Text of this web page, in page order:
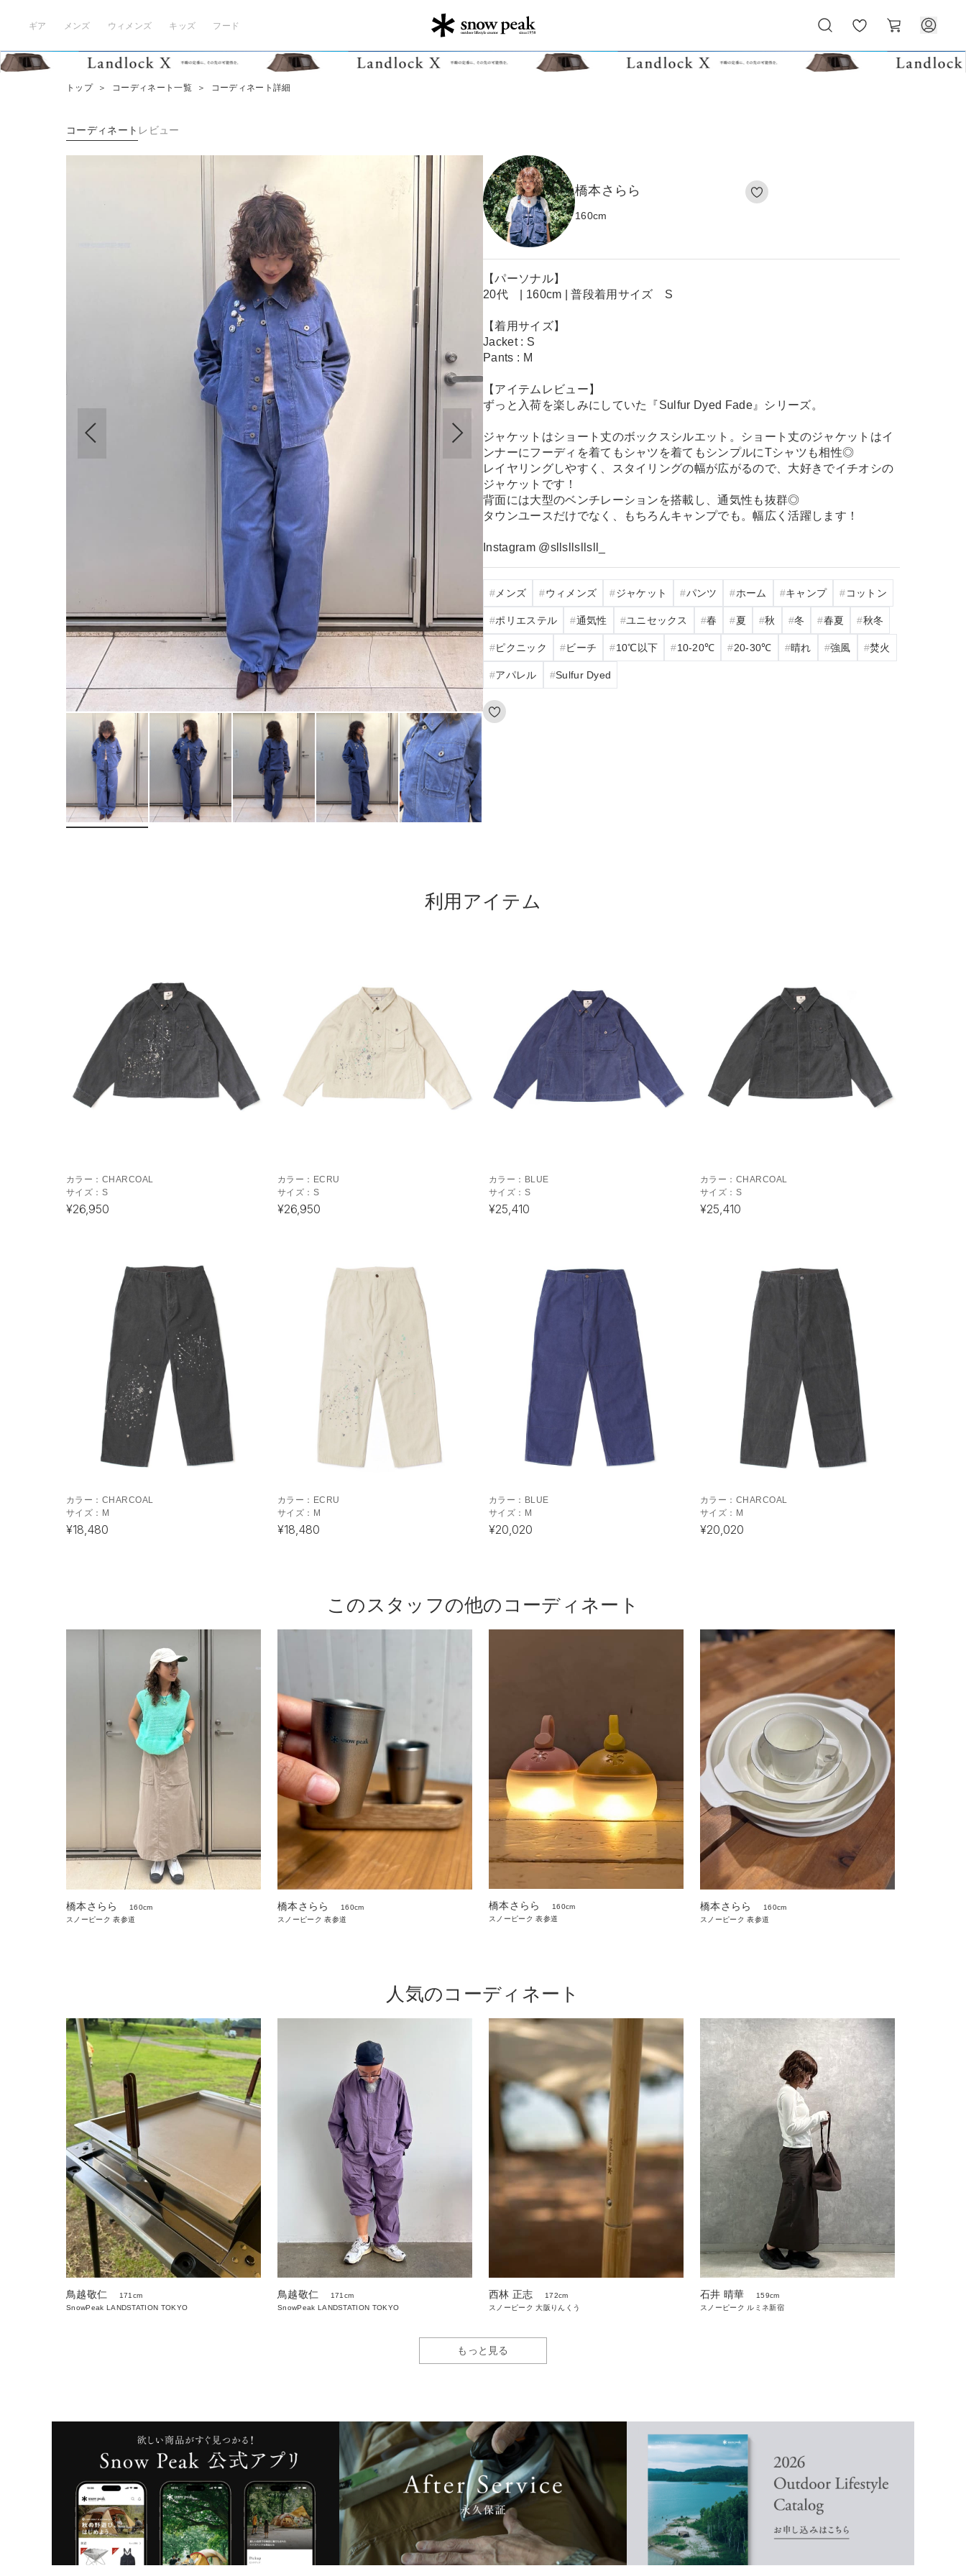
ギア メンズ ウィメンズ キッズ フード
気
に
ー
ト
トップ ＞ コーディネート一覧 ＞ コーディネート詳細
コーディネート レビュー
橋本さらら
160cm
【パーソナル】
20代 | 160cm | 普段着用サイズ S
【着用サイズ】
Jacket : S
Pants : M
【アイテムレビュー】
ずっと入荷を楽しみにしていた『Sulfur Dyed Fade』シリーズ。
ジャケットはショート丈のボックスシルエット。ショート丈のジャケットはイ
ンナーにフーディを着てもシャツを着てもシンプルにTシャツも相性◎
レイヤリングしやすく、スタイリングの幅が広がるので、大好きでイチオシの
ジャケットです！
背面には大型のベンチレーションを搭載し、通気性も抜群◎
タウンユースだけでなく、もちろんキャンプでも。幅広く活躍します！
Instagram @sllsllsllsll_
メンズ ウィメンズ ジャケット パンツ ホーム キャンプ コットン
ポリエステル 通気性 ユニセックス 春 夏 秋 冬 春夏 秋冬
ピクニック ビーチ 10℃以下 10‐20℃ 20‐30℃ 晴れ 強風 焚火
アパレル Sulfur Dyed
利用アイテム
カラー： CHARCOAL
サイズ： S
¥26,950
カラー： ECRU
サイズ： S
¥26,950
カラー： BLUE
サイズ： S
¥25,410
カラー： CHARCOAL
サイズ： S
¥25,410
カラー： CHARCOAL
サイズ： M
¥18,480
カラー： ECRU
サイズ： M
¥18,480
カラー： BLUE
サイズ： M
¥20,020
カラー： CHARCOAL
サイズ： M
¥20,020
このスタッフの他のコーディネート
橋本さらら
160cm
スノーピーク 表参道
橋本さらら
160cm
スノーピーク 表参道
橋本さらら
160cm
スノーピーク 表参道
橋本さらら
160cm
スノーピーク 表参道
人気のコーディネート
鳥越敬仁
171cm
SnowPeak LANDSTATION TOKYO
鳥越敬仁
171cm
SnowPeak LANDSTATION TOKYO
西林 正志
172cm
スノーピーク 大阪りんくう
石井 晴華
159cm
スノーピーク ルミネ新宿
もっと見る